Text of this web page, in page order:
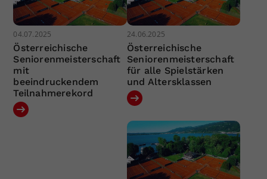
04.07.2025
Österreichische
Seniorenmeisterschaft
mit
beeindruckendem
Teilnahmerekord
24.06.2025
Österreichische
Seniorenmeisterschaft
für alle Spielstärken
und Altersklassen